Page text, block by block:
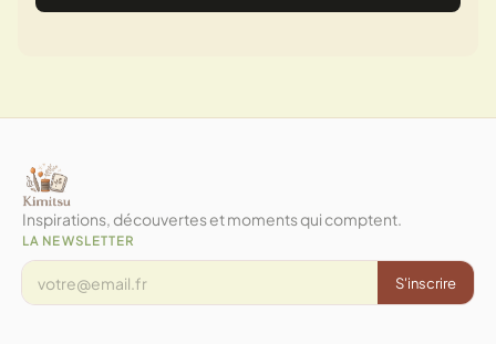
Inspirations, découvertes et moments qui comptent.
LA NEWSLETTER
S'inscrire